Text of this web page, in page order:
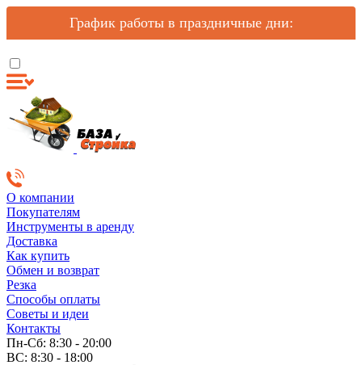
График работы в праздничные дни:
О компании
Покупателям
Инструменты в аренду
Доставка
Как купить
Обмен и возврат
Резка
Способы оплаты
Советы и идеи
Контакты
Пн-Сб: 8:30 - 20:00
ВС: 8:30 - 18:00